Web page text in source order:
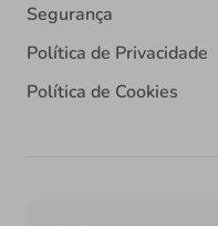
Segurança
Política de Privacidade
Política de Cookies